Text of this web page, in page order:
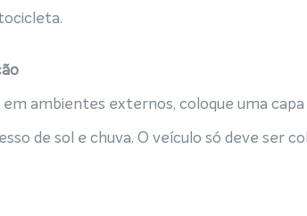
ambientes externos, coloque uma
de sol e chuva. O veículo só deve ser